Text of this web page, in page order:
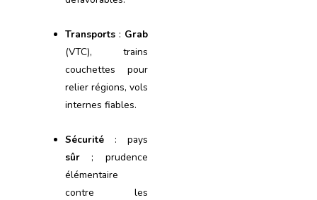
Transports: Grab
(VTC), trains
couchettes pour
relier régions, vols
internes fiables.
Sécurité: pays
sûr; prudence
élémentaire
contre les